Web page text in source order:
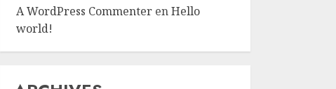
A WordPress Commenter enHello
world!